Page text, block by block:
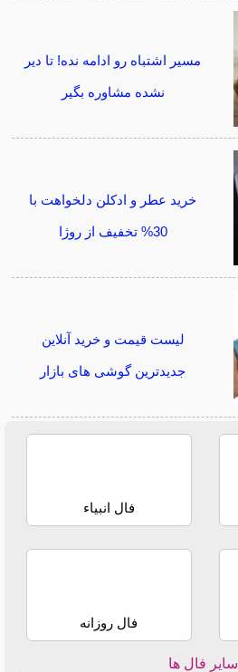
مسیر اشتباه رو ادامه نده! تا دیر
نشده مشاوره بگیر
خرید عطر و ادکلن دلخواهت با
30% تخفیف از روژا
لیست قیمت و خرید آنلاین
جدیدترین گوشی های بازار
فال انبیاء
فال روزانه
سایر فال ها